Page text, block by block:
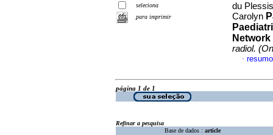
seleciona
para imprimir
du
Carolyn
radiol.
·
página 1 de 1
Refinar a pesquisa
Base de dados : article